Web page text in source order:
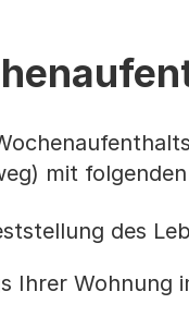
mit
des
Ihrer Wohnung